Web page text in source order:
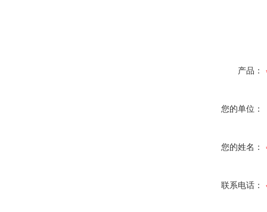
产品：
您的单位：
您的姓名：
联系电话：